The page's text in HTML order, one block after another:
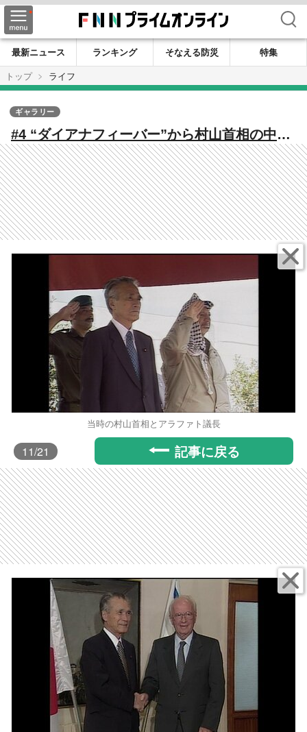
検索
最新ニュース ランキング そなえる防災
特集
トップ
ライフ
#4 “ダイアナフィーバー”から村山首相の中東
訪問まで 歴史の転換点に立ち会ったカメラ
マンたちの記録【カメラマンが捉えた1995】
ギャラリー
当時の村山首相とアラファト議長
11/21 記事に戻る